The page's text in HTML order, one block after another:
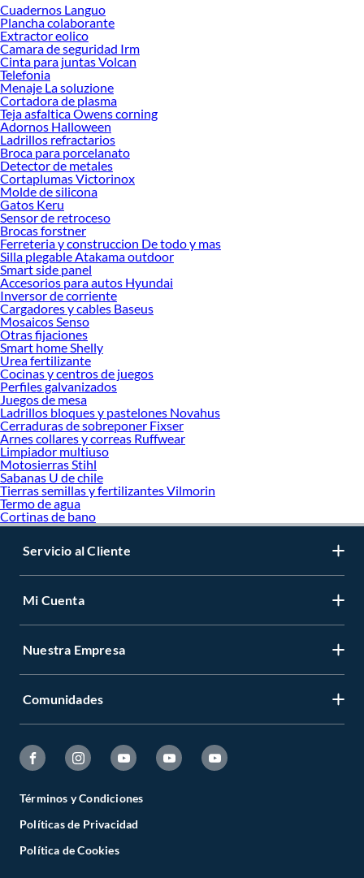
Desde remodelaciones hasta proyectos de decoración, estamos aquí para hacer
tus ideas realidad. ¡Visítanos y encuentra todo lo que tenemos para ofrecerte en
Maderas y tableros!
Explora la variedad de productos de Maderas y tableros en Sodimac
Herramientas, materiales y accesorios de calidad para tus proyectos y
renovación de espacios. ¡Visítanos y descubre todo lo que tenemos para
ofrecerte!
Encuentra una amplia variedad de productos de Maderas y tableros en Sodimac.
Encuentra todo lo necesario para tus proyectos de renovación y decoración.
¡Visítanos y haz tus ideas realidad!
Cuadernos Languo
Plancha colaborante
Extractor eolico
Camara de seguridad Irm
Cinta para juntas Volcan
Telefonia
Menaje La soluzione
Cortadora de plasma
Teja asfaltica Owens corning
Adornos Halloween
Ladrillos refractarios
Broca para porcelanato
Detector de metales
Cortaplumas Victorinox
Molde de silicona
Gatos Keru
Sensor de retroceso
Brocas forstner
Ferreteria y construccion De todo y mas
Silla plegable Atakama outdoor
Smart side panel
Accesorios para autos Hyundai
Inversor de corriente
Cargadores y cables Baseus
Mosaicos Senso
Otras fijaciones
Smart home Shelly
Urea fertilizante
Cocinas y centros de juegos
Perfiles galvanizados
Juegos de mesa
Ladrillos bloques y pastelones Novahus
Cerraduras de sobreponer Fixser
Arnes collares y correas Ruffwear
Limpiador multiuso
Motosierras Stihl
Sabanas U de chile
Tierras semillas y fertilizantes Vilmorin
Termo de agua
Cortinas de bano
Servicio al Cliente
Mi Cuenta
Nuestra Empresa
Comunidades
Términos y Condiciones
Políticas de Privacidad
Política de Cookies